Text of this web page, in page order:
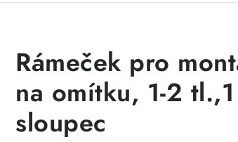
Rámeček pro
na omítku, 1-2 tl.,1
sloupec